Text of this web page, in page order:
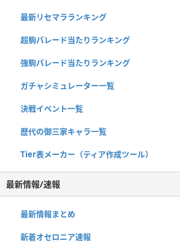
最新リセマラランキング
超駒パレード当たりランキング
強駒パレード当たりランキング
ガチャシミュレーター一覧
決戦イベント一覧
歴代の御三家キャラ一覧
Tier表メーカー（ティア作成ツール）
最新情報/速報
最新情報まとめ
新着オセロニア速報